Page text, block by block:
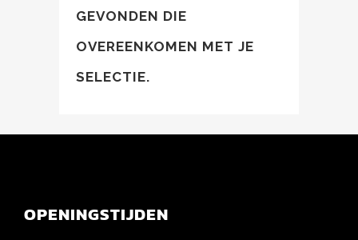
GEVONDEN DIE
OVEREENKOMEN MET JE
SELECTIE.
OPENINGSTIJDEN